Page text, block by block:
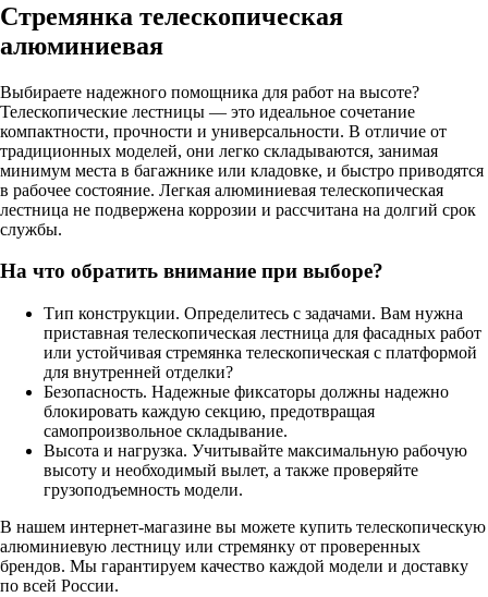
Стремянка телескопическая
алюминиевая
Выбираете надежного помощника для работ на высоте?
Телескопические лестницы — это идеальное сочетание
компактности, прочности и универсальности. В отличие от
традиционных моделей, они легко складываются, занимая
минимум места в багажнике или кладовке, и быстро приводятся
в рабочее состояние. Легкая алюминиевая телескопическая
лестница не подвержена коррозии и рассчитана на долгий срок
службы.
На что обратить внимание при выборе?
Тип конструкции. Определитесь с задачами. Вам нужна
приставная телескопическая лестница для фасадных работ
или устойчивая стремянка телескопическая с платформой
для внутренней отделки?
Безопасность. Надежные фиксаторы должны надежно
блокировать каждую секцию, предотвращая
самопроизвольное складывание.
Высота и нагрузка. Учитывайте максимальную рабочую
высоту и необходимый вылет, а также проверяйте
грузоподъемность модели.
В нашем интернет-магазине вы можете купить телескопическую
алюминиевую лестницу или стремянку от проверенных
брендов. Мы гарантируем качество каждой модели и доставку
по всей России.